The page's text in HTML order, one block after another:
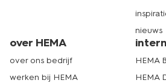
nieuws
over HEMA
over ons bedrijf
werken bij HEMA
HEMA
HEMA